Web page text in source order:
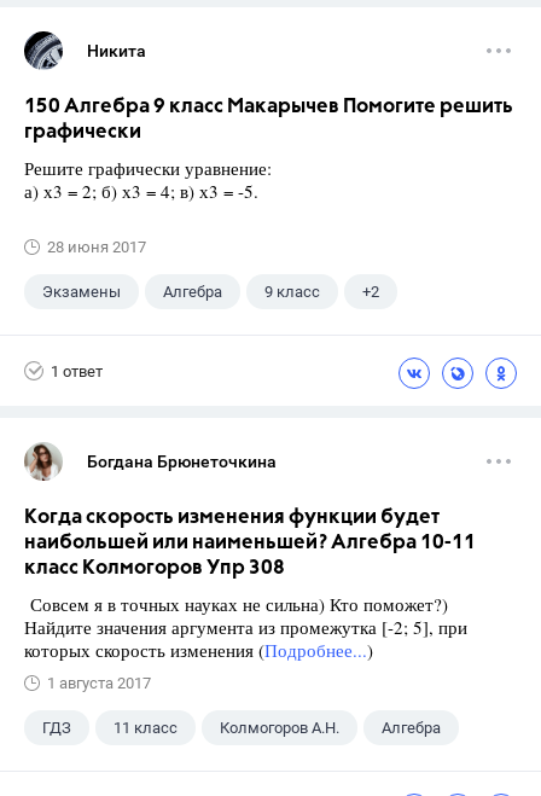
Никита
150 Алгебра 9 класс Макарычев Помогите решить
графически
Решите графически уравнение:
а) х3 = 2; б) х3 = 4; в) х3 = -5.
28 июня 2017
Экзамены Алгебра 9 класс +2
1 ответ
Богдана Брюнеточкина
Когда скорость изменения функции будет
наибольшей или наименьшей? Алгебра 10-11
класс Колмогоров Упр 308
Совсем я в точных науках не сильна) Кто поможет?)
Найдите значения аргумента из промежутка [-2; 5], при
которых скорость изменения (Подробнее...)
1 августа 2017
ГДЗ 11 класс Колмогоров А.Н. Алгебра